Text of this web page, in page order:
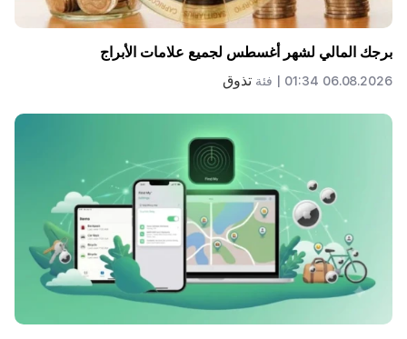
برجك المالي لشهر أغسطس لجميع علامات الأبراج
06.08.2026 01:34 | فئة تذوق